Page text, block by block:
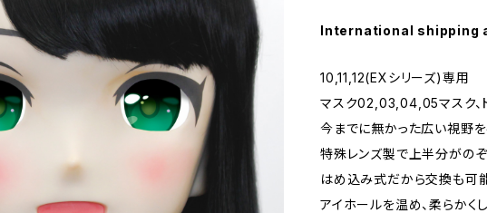
International shipping
10,11,12(EXシリーズ)専用
マスク02,03,04,05マスク、
今までに無かった広い視野を
特殊レンズ製で上半分がのぞ
はめ込み式だから交換も可
アイホールを温め、柔らかく